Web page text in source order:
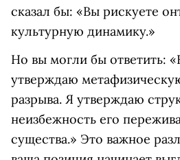
сказал бы: «Вы рискуете
культурную динамику.»
Но вы могли бы ответить:
утверждаю
разрыва. Я утверждаю
неизбежность его
существа.» Это важное